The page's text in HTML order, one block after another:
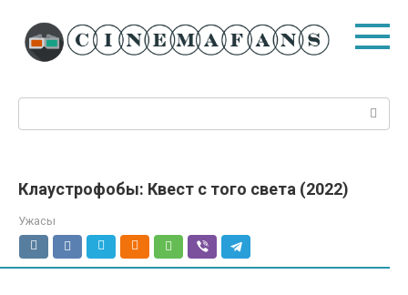
контенту
Клаустрофобы: Квест с того света (2022)
Ужасы